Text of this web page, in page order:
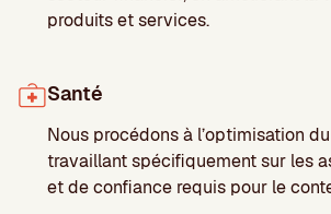
produits et services.
Santé
Nous procédons à l’optimisation
travaillant spécifiquement sur les
et de confiance requis pour le